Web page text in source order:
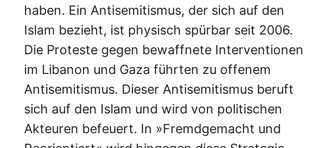
haben. Ein Antisemitismus, der sich auf den
Islam bezieht, ist physisch spürbar seit 2006.
Die Proteste gegen bewaffnete Interventionen
im Libanon und Gaza führten zu offenem
Antisemitismus. Dieser Antisemitismus beruft
sich auf den Islam und wird von politischen
Akteuren befeuert. In »Fremdgemacht und